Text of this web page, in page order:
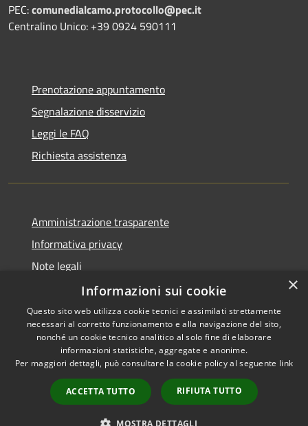
PEC:comunedialcamo.protocollo@pec.it
Centralino Unico: +39 0924 590111
Prenotazione appuntamento
Segnalazione disservizio
Leggi le FAQ
Richiesta assistenza
Amministrazione trasparente
Informativa privacy
Note legali
Dichiarazione di accessibilità
RSS
Accessibilità
Copyright © 2026 • Comune di
Alcamo • Powered by
Municipium•
Accesso
redazione
×
Informazioni sui cookie
Questo sito web utilizza cookie tecnici e assimilati strettamente
necessari al corretto funzionamento e alla navigazione del sito,
nonché un cookie tecnico analitico al solo fine di elaborare
informazioni statistiche, aggregate e anonime.
Per maggiori dettagli, può consultare la cookie policy al seguente link
ACCETTA TUTTO RIFIUTA TUTTO
MOSTRA DETTAGLI